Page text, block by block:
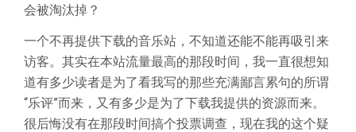
会被淘汰掉？
一个不再提供下载的音乐站，不知道还能不能再吸引来
访客。其实在本站流量最高的那段时间，我一直很想知
道有多少读者是为了看我写的那些充满鄙言累句的所谓
“乐评”而来，又有多少是为了下载我提供的资源而来。
很后悔没有在那段时间搞个投票调查，现在我的这个疑